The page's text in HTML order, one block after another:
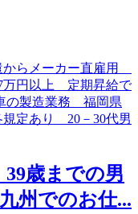
39歳までの男
州でのお仕...